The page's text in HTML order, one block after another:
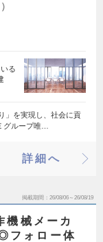
る
」を実現し、社会に貢
グループ唯…
詳細へ
掲載期間 26/08/06～26/08/19
機械メーカ
フォロー体